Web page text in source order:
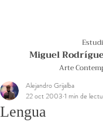
Miguel
Arte
Lengua
Alejandro Grijalba
22 oct 2003 1 min de